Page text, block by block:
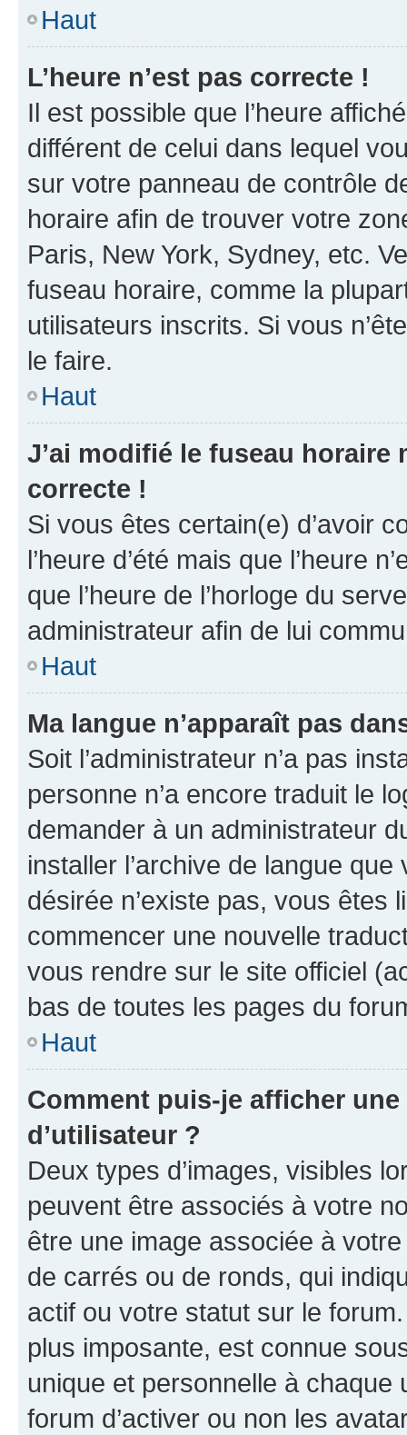
Haut
L’heure n’est pas correcte !
Il est possible que l’heure
différent de celui dans lequel
sur votre panneau de contrôle
horaire afin de trouver votre
Paris, New York, Sydney, etc.
fuseau horaire, comme la
utilisateurs inscrits. Si vous
le faire.
Haut
J’ai modifié le fuseau horaire
correcte !
Si vous êtes certain(e) d’avoir
l’heure d’été mais que l’heure
que l’heure de l’horloge du
administrateur afin de lui
Haut
Ma langue n’apparaît pas
Soit l’administrateur n’a pas
personne n’a encore traduit le
demander à un administrateur
installer l’archive de langue
désirée n’existe pas, vous êtes
commencer une nouvelle
vous rendre sur le site officiel
bas de toutes les pages du
Haut
Comment puis-je afficher
d’utilisateur ?
Deux types d’images, visibles
peuvent être associés à votre
être une image associée à
de carrés ou de ronds, qui
actif ou votre statut sur le
plus imposante, est connue
unique et personnelle à chaque
forum d’activer ou non les